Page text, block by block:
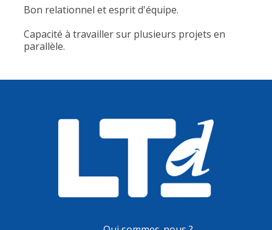
Bon relationnel et esprit d'équipe.
Capacité à travailler sur plusieurs projets en
parallèle.